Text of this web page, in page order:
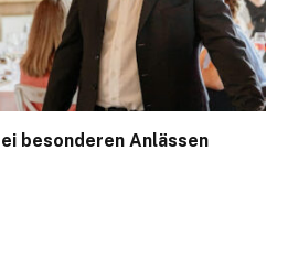
besonderen Anlässen